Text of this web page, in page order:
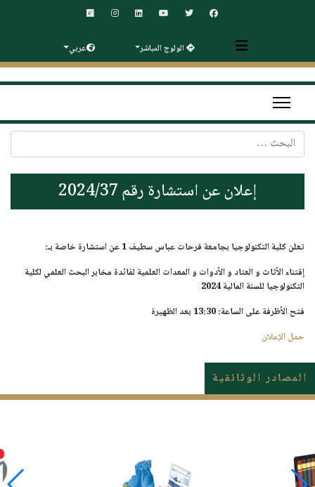
الولوج المباشر عربي
البحث
إعلان عن استشارة رقم 2024/37
تعلن كلية التكنولوجيا بجامعة فرحات عباس سطيف 1 عن استشارة خاصة بـ:
إقتناء الأثاث و العتاد و الأدوات و المعدات العلمية لفائدة مخابر البحث العلمي لكلية
التكنولوجيا للسنة المالية 2024
فتح الأظرفة على الساعة: 13:30 بعد الظهيرة
حمل الإعلان
المصادر الوثائقية